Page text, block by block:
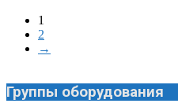
1
2
→
Группы оборудования